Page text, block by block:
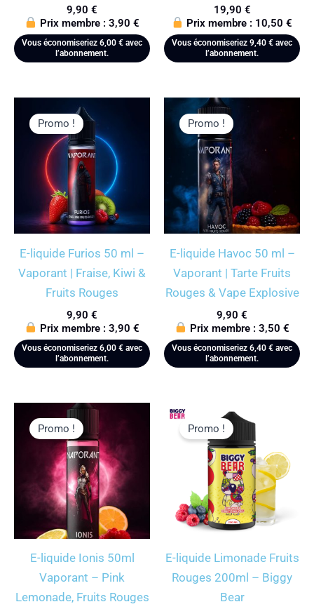
9,90 €
Prix membre : 3,90 €
Vous économiseriez 6,00 € avec
l’abonnement.
19,90 €
Prix membre : 10,50€
Vous économiseriez 9,40 € avec
l’abonnement.
Promo !
E-liquide Furios 50 ml –
Vaporant | Fraise, Kiwi &
Fruits Rouges
9,90 €
Prix membre : 3,90 €
Vous économiseriez 6,00 € avec
l’abonnement.
Promo !
E-liquide Havoc 50 ml –
Vaporant | Tarte Fruits
Rouges & Vape Explosive
9,90 €
Prix membre : 3,50 €
Vous économiseriez 6,40 € avec
l’abonnement.
Promo !
E-liquide Ionis 50ml
Vaporant – Pink
Lemonade, Fruits Rouges
Promo !
E-liquide Limonade Fruits
Rouges 200ml – Biggy
Bear